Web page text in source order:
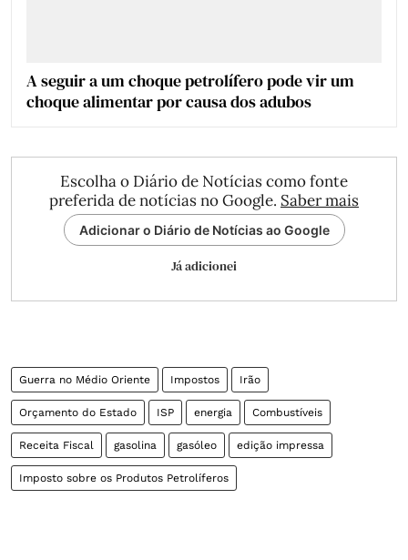
A seguir a um choque petrolífero pode vir um
choque alimentar por causa dos adubos
Escolha o Diário de Notícias como fonte
preferida de notícias no Google. Saber mais
Adicionar o Diário de Notícias ao Google
Já adicionei
Guerra no Médio Oriente Impostos Irão
Orçamento do Estado ISP energia Combustíveis
Receita Fiscal gasolina gasóleo edição impressa
Imposto sobre os Produtos Petrolíferos